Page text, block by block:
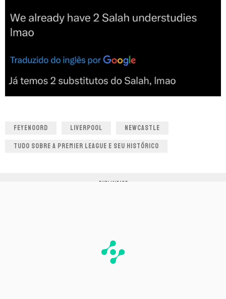
FEYENOORD LIVERPOOL NEWCASTLE
TUDO SOBRE A PREMIER LEAGUE E SEU HISTÓRICO
PUBLICIDADE